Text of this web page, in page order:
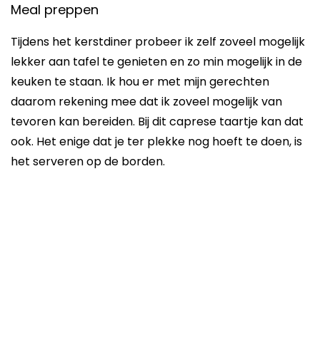
Meal preppen
Tijdens het kerstdiner probeer ik zelf zoveel mogelijk
lekker aan tafel te genieten en zo min mogelijk in de
keuken te staan. Ik hou er met mijn gerechten
daarom rekening mee dat ik zoveel mogelijk van
tevoren kan bereiden. Bij dit caprese taartje kan dat
ook. Het enige dat je ter plekke nog hoeft te doen, is
het serveren op de borden.